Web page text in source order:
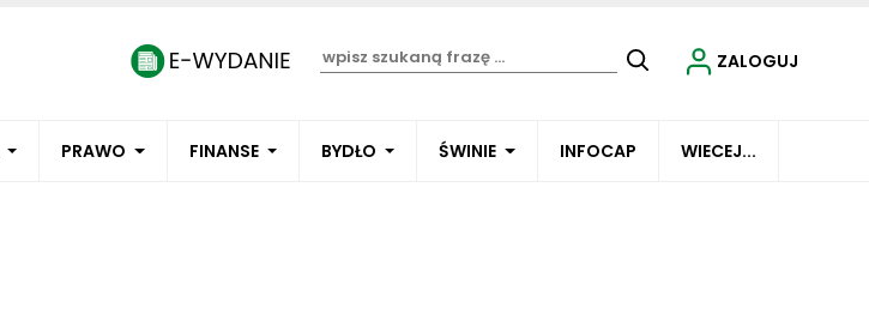
PRAWO FINANSE BYDŁO ŚWINIE INFOCAP WIECEJ...
ZALOGUJ